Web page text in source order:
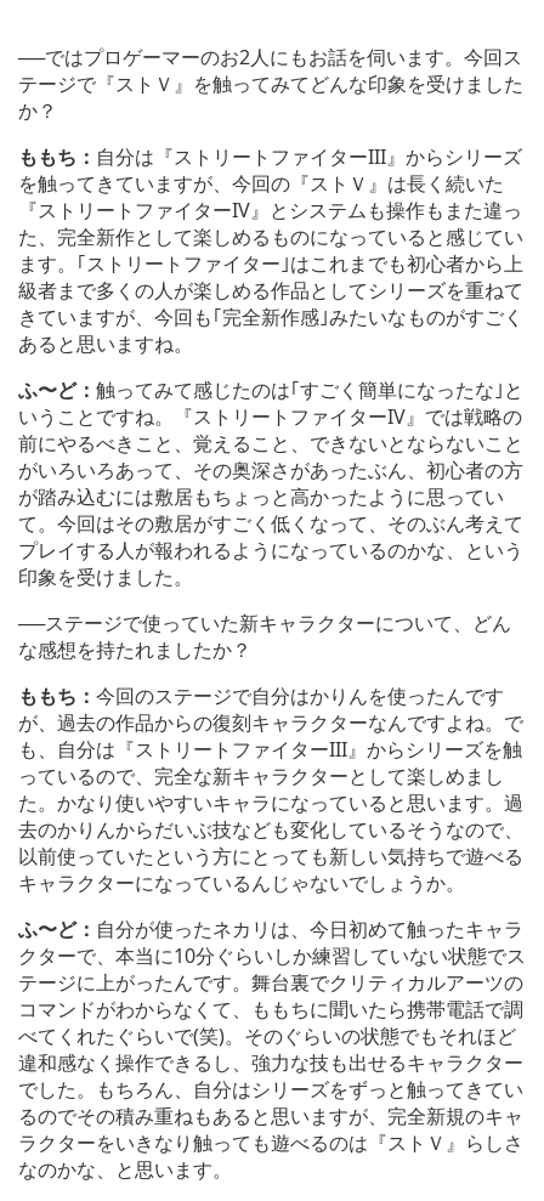
──ではプロゲーマーのお2人にもお話を伺います。今回ス
テージで『ストＶ』を触ってみてどんな印象を受けました
か？
ももち： 自分は『ストリートファイターIII』からシリーズ
を触ってきていますが、今回の『ストＶ』は長く続いた
『ストリートファイターIV』とシステムも操作もまた違っ
た、完全新作として楽しめるものになっていると感じてい
ます。｢ストリートファイター｣はこれまでも初心者から上
級者まで多くの人が楽しめる作品としてシリーズを重ねて
きていますが、今回も｢完全新作感｣みたいなものがすごく
あると思いますね。
ふ〜ど： 触ってみて感じたのは｢すごく簡単になったな｣と
いうことですね。『ストリートファイターIV』では戦略の
前にやるべきこと、覚えること、できないとならないこと
がいろいろあって、その奥深さがあったぶん、初心者の方
が踏み込むには敷居もちょっと高かったように思ってい
て。今回はその敷居がすごく低くなって、そのぶん考えて
プレイする人が報われるようになっているのかな、という
印象を受けました。
──ステージで使っていた新キャラクターについて、どん
な感想を持たれましたか？
ももち： 今回のステージで自分はかりんを使ったんです
が、過去の作品からの復刻キャラクターなんですよね。で
も、自分は『ストリートファイターIII』からシリーズを触
っているので、完全な新キャラクターとして楽しめまし
た。かなり使いやすいキャラになっていると思います。過
去のかりんからだいぶ技なども変化しているそうなので、
以前使っていたという方にとっても新しい気持ちで遊べる
キャラクターになっているんじゃないでしょうか。
ふ〜ど： 自分が使ったネカリは、今日初めて触ったキャラ
クターで、本当に10分ぐらいしか練習していない状態でス
テージに上がったんです。舞台裏でクリティカルアーツの
コマンドがわからなくて、ももちに聞いたら携帯電話で調
べてくれたぐらいで(笑)。そのぐらいの状態でもそれほど
違和感なく操作できるし、強力な技も出せるキャラクター
でした。もちろん、自分はシリーズをずっと触ってきてい
るのでその積み重ねもあると思いますが、完全新規のキャ
ラクターをいきなり触っても遊べるのは『ストＶ』らしさ
なのかな、と思います。